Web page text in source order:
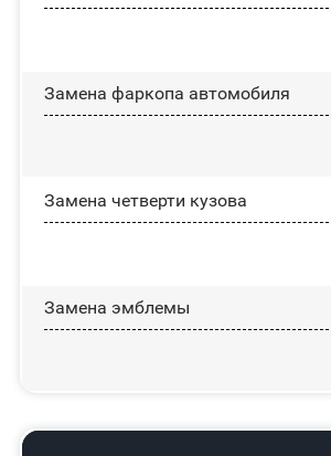
Замена фаркопа автомобиля
Замена четверти кузова
Замена эмблемы